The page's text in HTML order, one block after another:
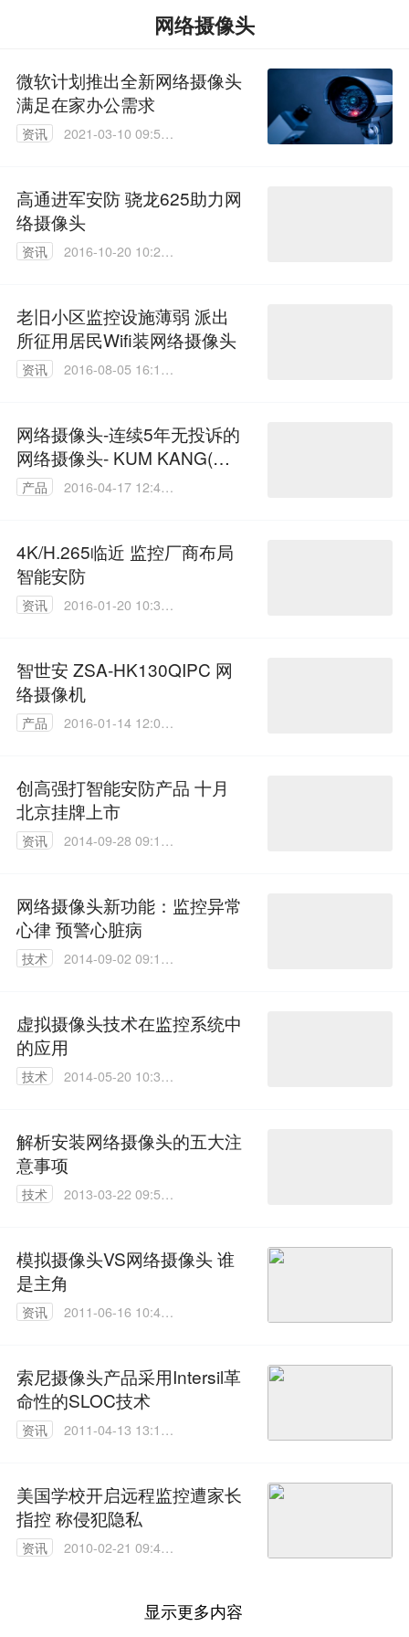
网络摄像头
微软计划推出全新网络摄像头
满足在家办公需求
资讯
2021-03-10 09:56:
高通进军安防 骁龙625助力网
络摄像头
资讯
2016-10-20 10:27:
老旧小区监控设施薄弱 派出
所征用居民Wifi装网络摄像头
资讯
2016-08-05 16:10:
网络摄像头-连续5年无投诉的
网络摄像头- KUM KANG(金
刚)网络摄
产品
2016-04-17 12:49:
4K/H.265临近 监控厂商布局
智能安防
资讯
2016-01-20 10:35:
智世安 ZSA-HK130QIPC 网
络摄像机
产品
2016-01-14 12:02:
创高强打智能安防产品 十月
北京挂牌上市
资讯
2014-09-28 09:11:
网络摄像头新功能：监控异常
心律 预警心脏病
技术
2014-09-02 09:16:
虚拟摄像头技术在监控系统中
的应用
技术
2014-05-20 10:36:
解析安装网络摄像头的五大注
意事项
技术
2013-03-22 09:52:
模拟摄像头VS网络摄像头 谁
是主角
资讯
2011-06-16 10:43:
索尼摄像头产品采用Intersil革
命性的SLOC技术
资讯
2011-04-13 13:10:
美国学校开启远程监控遭家长
指控 称侵犯隐私
资讯
2010-02-21 09:48:
显示更多内容